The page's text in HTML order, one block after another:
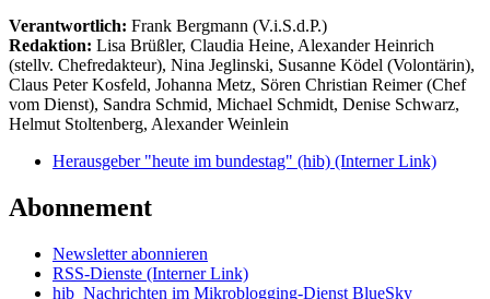
Verantwortlich: Frank Bergmann (V.i.S.d.P.)
Redaktion: Lisa Brüßler, Claudia Heine, Alexander Heinrich
(stellv. Chefredakteur), Nina Jeglinski, Susanne Ködel (Volontärin),
Claus Peter Kosfeld, Johanna Metz, Sören Christian Reimer (Chef
vom Dienst), Sandra Schmid, Michael Schmidt, Denise Schwarz,
Helmut Stoltenberg, Alexander Weinlein
Herausgeber "heute im bundestag" (hib) (Interner Link)
Abonnement
Newsletter abonnieren
RSS-Dienste (Interner Link)
hib_Nachrichten im Mikroblogging-Dienst BlueSky